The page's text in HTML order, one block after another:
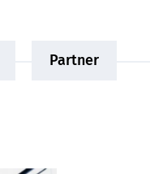
Partner